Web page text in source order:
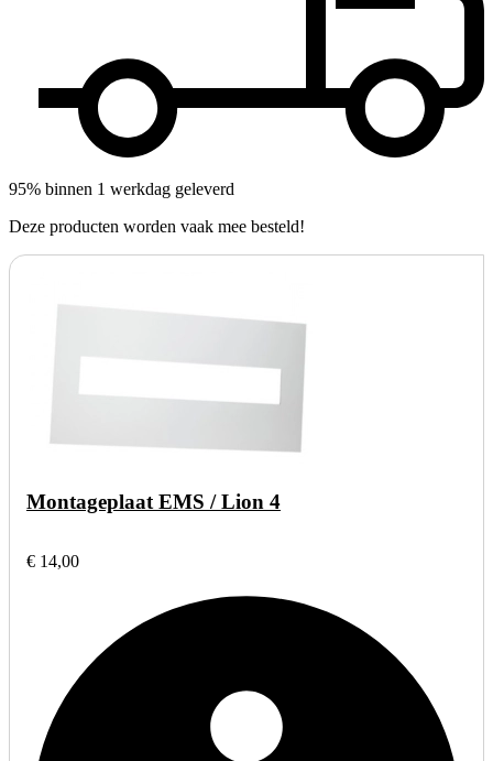
95% binnen 1 werkdag geleverd
Deze producten worden vaak mee besteld!
Montageplaat EMS / Lion 4
€ 14,00